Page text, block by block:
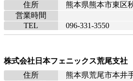
住所
熊本県熊本市東区
営業時間
TEL
096-331-3550
株式会社日本フェニックス荒尾支社
住所
熊本県荒尾市本井